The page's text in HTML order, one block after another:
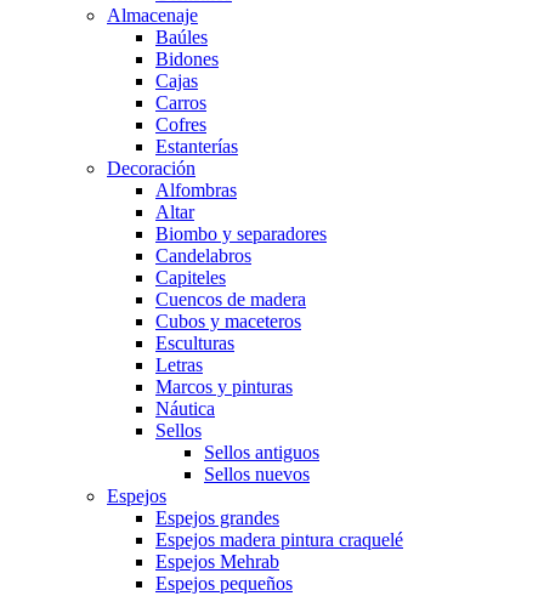
Almacenaje
Baúles
Bidones
Cajas
Carros
Cofres
Estanterías
Decoración
Alfombras
Altar
Biombo y separadores
Candelabros
Capiteles
Cuencos de madera
Cubos y maceteros
Esculturas
Letras
Marcos y pinturas
Náutica
Sellos
Sellos antiguos
Sellos nuevos
Espejos
Espejos grandes
Espejos madera pintura craquelé
Espejos Mehrab
Espejos pequeños